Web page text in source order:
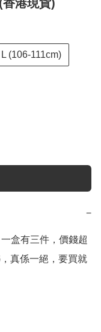
港現貨)
L (106-111cm)
−
盒有三件，價錢超
真係一絕，要買就